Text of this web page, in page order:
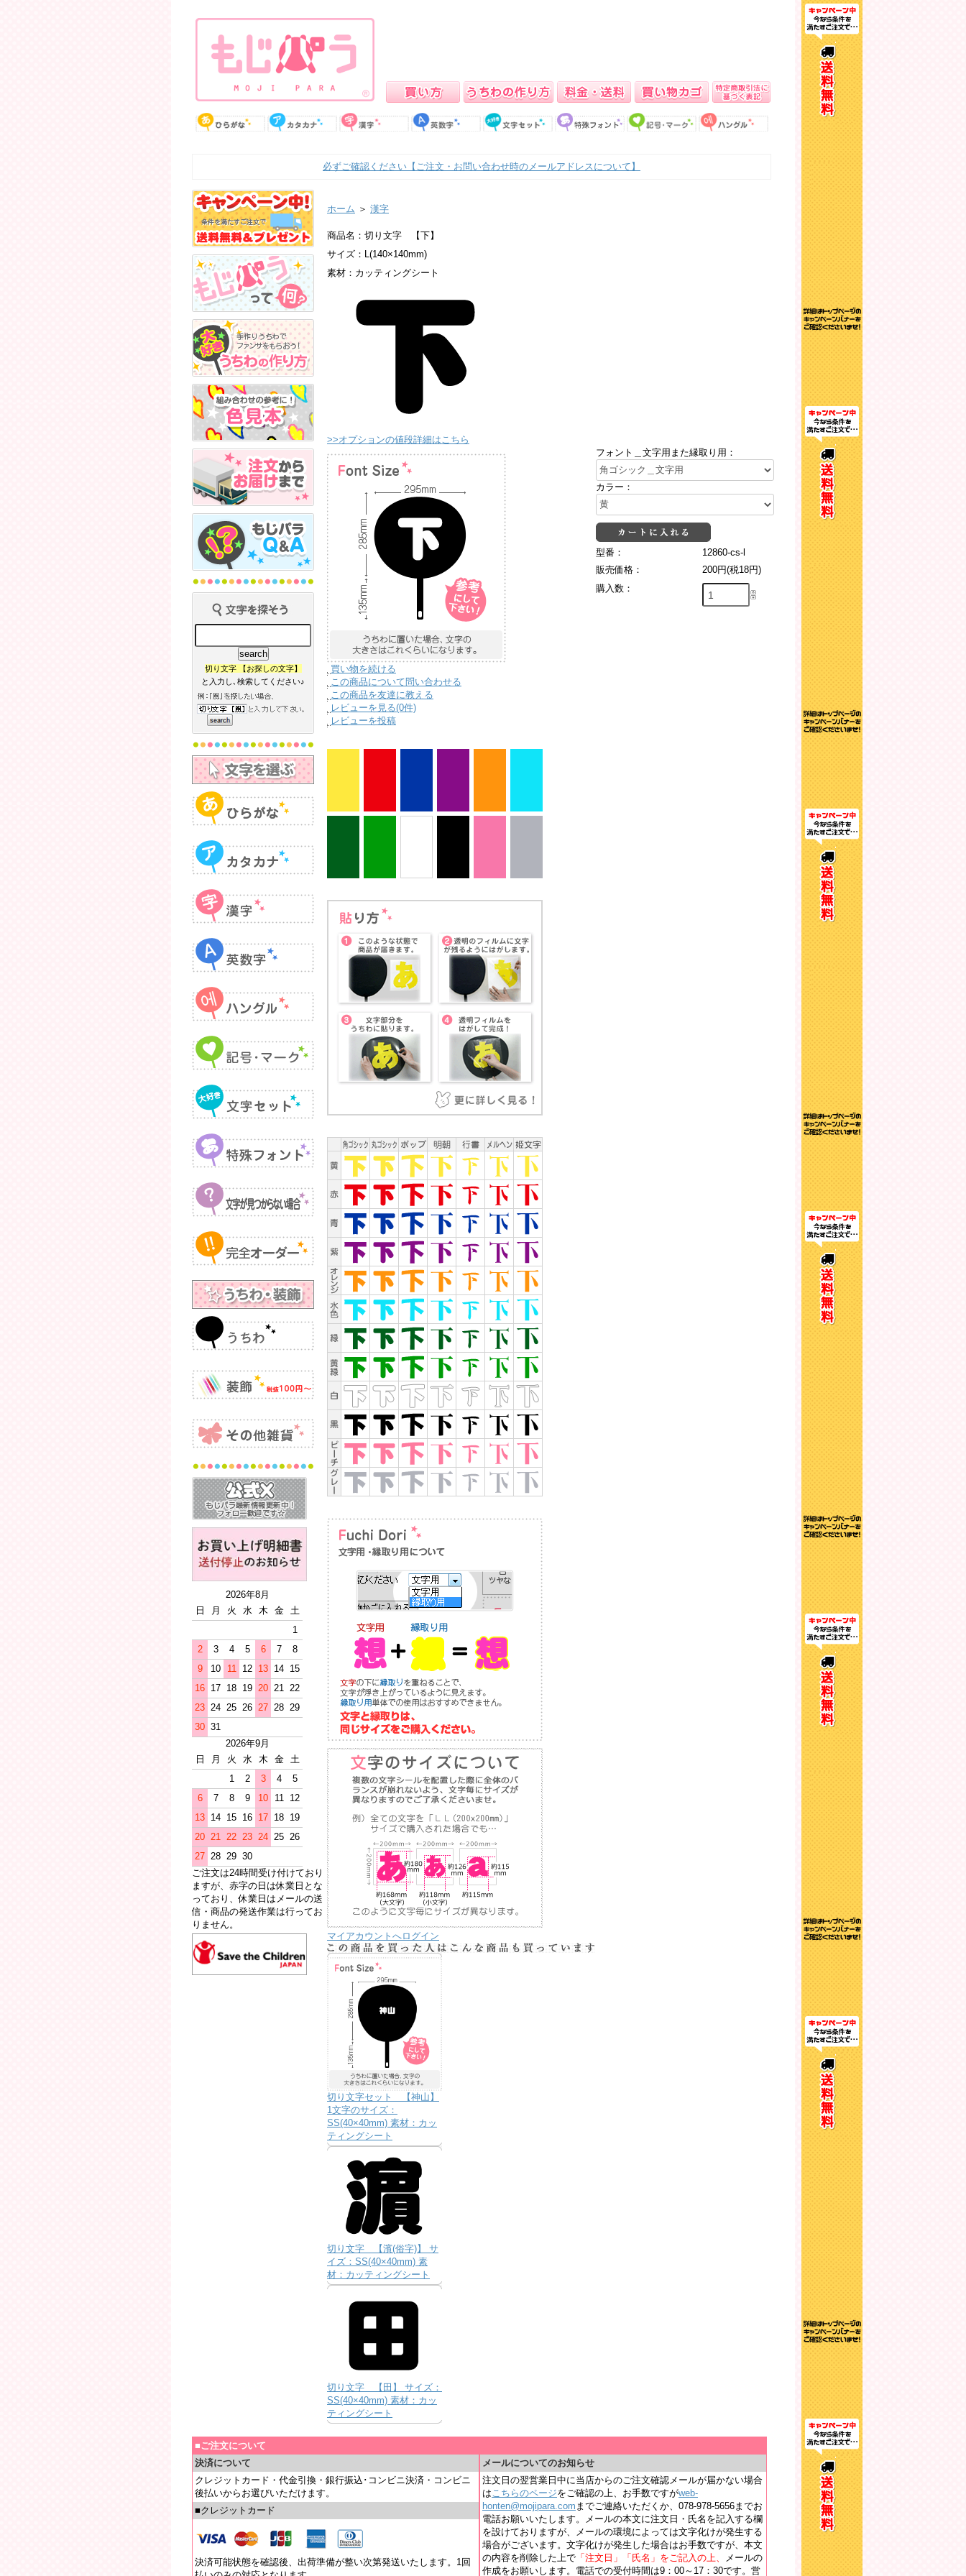
必ずご確認ください【ご注文・お問い合わせ時のメールアドレスについて】
切り文字 【お探しの文字】
と入力し､検索してください♪
2026年8月
日
月 火 水 木 金
土
1
2
3 4 5 6 7
8
9
10 11 12 13 14 15
16 17 18 19 20 21 22
23 24 25 26 27 28 29
30 31
2026年9月
日
月 火 水 木 金
土
1
2 3 4
5
6
7 8 9 10 11
12
13 14 15 16 17 18 19
20 21 22 23 24 25 26
27 28 29 30
ご注文は24時間受け付けており
ますが、赤字の日は休業日とな
っており、休業日はメールの送
信・商品の発送作業は行ってお
りません。
ホーム ＞ 漢字
商品名：切り文字 【下】
サイズ：L(140×140mm)
素材：カッティングシート
>>オプションの値段詳細はこちら
フォント＿文字用また縁取り用：
カラー：
型番：
12860-cs-l
販売価格：
200円(税18円)
購入数：
買い物を続ける
この商品について問い合わせる
この商品を友達に教える
レビューを見る(0件)
レビューを投稿
マイアカウントへログイン
切り文字セット 【神山】
1文字のサイズ：
SS(40×40mm) 素材：カッ
ティングシート
切り文字 【濱(俗字)】 サ
イズ：SS(40×40mm) 素
材：カッティングシート
切り文字 【田】 サイズ：
SS(40×40mm) 素材：カッ
ティングシート
■ご注文について
決済について
クレジットカード・代金引換・銀行振込･コンビニ決済・コンビニ
後払いからお選びいただけます。
■クレジットカード
決済可能状態を確認後、出荷準備が整い次第発送いたします。1回
メールについてのお知らせ
注文日の翌営業日中に当店からのご注文確認メールが届かない場合
はこちらのページをご確認の上、お手数ですがweb-
honten@mojipara.com までご連絡いただくか、078-978-5656までお
電話お願いいたします。メールの本文に注文日・氏名を記入する欄
を設けておりますが、メールの環境によっては文字化けが発生する
場合がございます。文字化けが発生した場合はお手数ですが、本文
の内容を削除した上で 「注文日」「氏名」をご記入の上、
メールの
作成をお願いします。電話での受付時間は9：00～17：30です。営